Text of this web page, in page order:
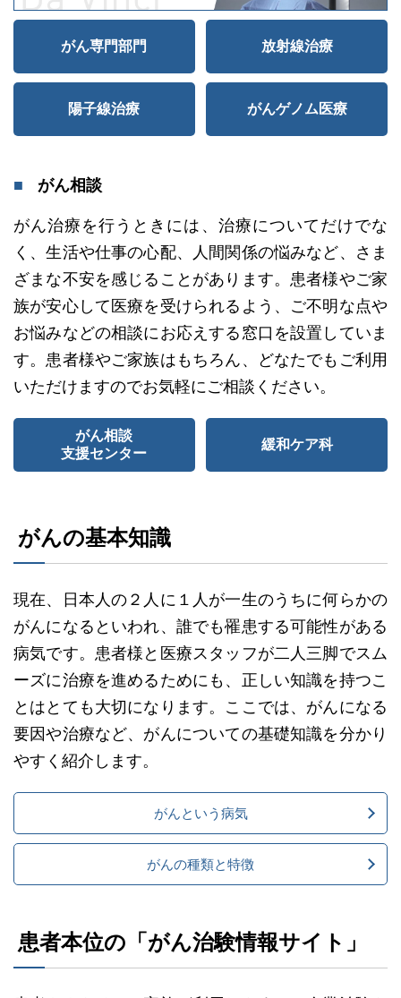
がん専門部門 放射線治療
陽子線治療 がんゲノム医療
がん相談
がん治療を行うときには、治療についてだけでな
く、生活や仕事の心配、人間関係の悩みなど、さま
ざまな不安を感じることがあります。患者様やご家
族が安心して医療を受けられるよう、ご不明な点や
お悩みなどの相談にお応えする窓口を設置していま
す。患者様やご家族はもちろん、どなたでもご利用
いただけますのでお気軽にご相談ください。
がん相談
支援センター
緩和ケア科
がんの基本知識
現在、日本人の２人に１人が一生のうちに何らかの
がんになるといわれ、誰でも罹患する可能性がある
病気です。患者様と医療スタッフが二人三脚でスム
ーズに治療を進めるためにも、正しい知識を持つこ
とはとても大切になります。ここでは、がんになる
要因や治療など、がんについての基礎知識を分かり
やすく紹介します。
がんという病気
がんの種類と特徴
患者本位の「がん治験情報サイト」